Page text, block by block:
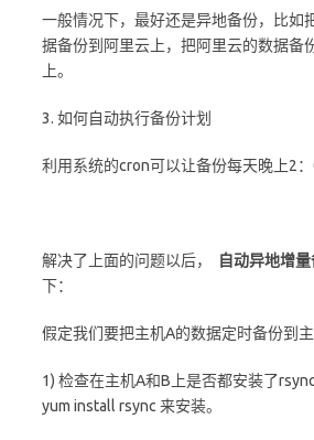
一般情况下，最好还是异地备份，比如
据备份到阿里云上，把阿里云的数据备
上。
3. 如何自动执行备份计划
利用系统的cron可以让备份每天晚上2：
解决了上面的问题以后， 自动异地增
下：
假定我们要把主机A的数据定时备份到主
1) 检查在主机A和B上是否都安装了
yum install rsync 来安装。